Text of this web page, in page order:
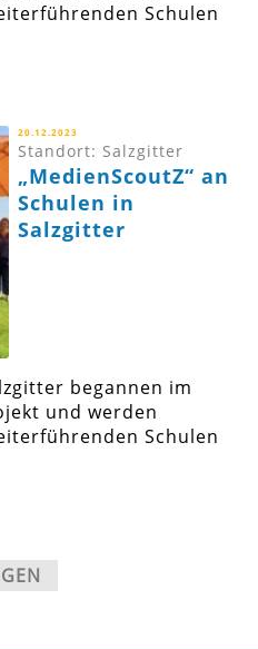
Schulen
20.12.2023
Standort: Salzgitter
„MedienScoutZ“ an
Schulen in
Salzgitter
begannen im
und werden
Schulen